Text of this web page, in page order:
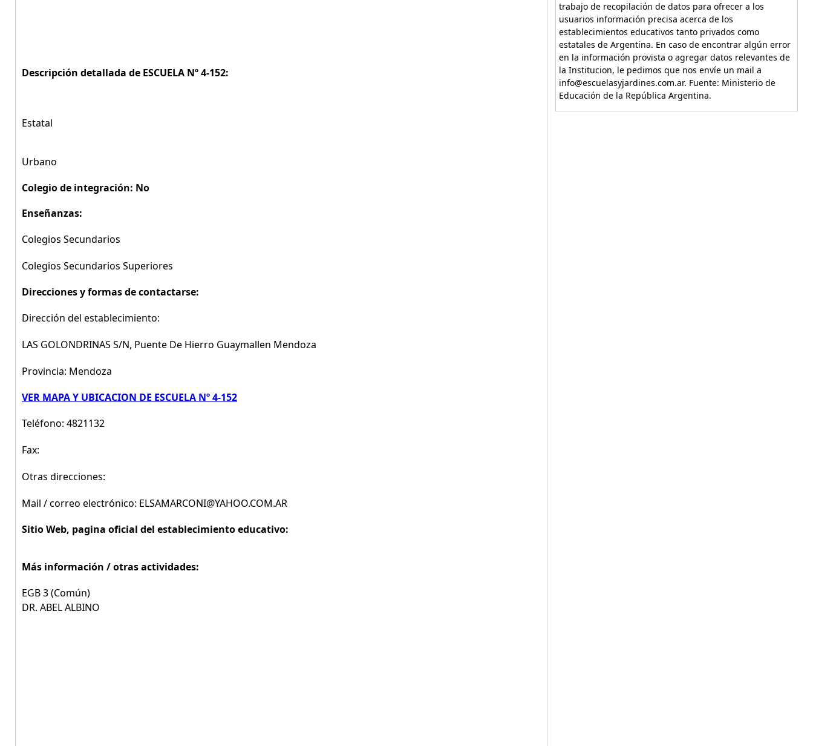
Descripción detallada de ESCUELA Nº 4-152:
Estatal
Urbano
Colegio de integración: No
Enseñanzas:
Colegios Secundarios
Colegios Secundarios Superiores
Direcciones y formas de contactarse:
Dirección del establecimiento:
LAS GOLONDRINAS S/N, Puente De Hierro Guaymallen Mendoza
Provincia: Mendoza
VER MAPA Y UBICACION DE ESCUELA Nº 4-152
Teléfono: 4821132
Fax:
Otras direcciones:
Mail / correo electrónico: ELSAMARCONI@YAHOO.COM.AR
Sitio Web, pagina oficial del establecimiento educativo:
Más información / otras actividades:
EGB 3 (Común)
DR. ABEL ALBINO
trabajo de recopilación de datos para ofrecer a los
usuarios información precisa acerca de los
establecimientos educativos tanto privados como
estatales de Argentina. En caso de encontrar algún error
en la información provista o agregar datos relevantes de
la Institucion, le pedimos que nos envíe un mail a
info@escuelasyjardines.com.ar. Fuente: Ministerio de
Educación de la República Argentina.